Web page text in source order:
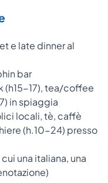
e late dinner al
bar
(h15-17), tea/coffee
in spiaggia
locali, tè, caffè
(h.10-24) presso
una italiana, una